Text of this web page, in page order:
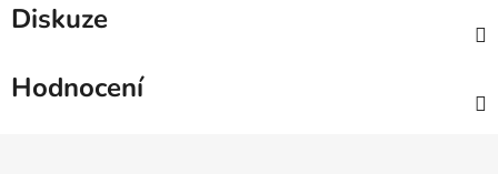
Diskuze
Hodnocení